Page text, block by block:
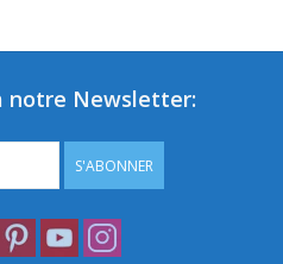
notre Newsletter:
S'ABONNER